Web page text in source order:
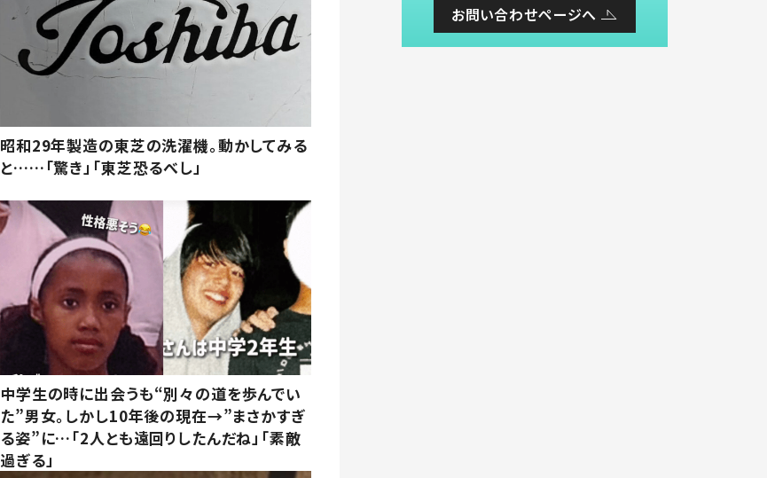
昭和29年製造の東芝の洗濯機。動かしてみる
と……「驚き」「東芝恐るべし」
中学生の時に出会うも“別々の道を歩んでい
た”男女。しかし10年後の現在→”まさかすぎ
る姿”に…「2人とも遠回りしたんだね」「素敵
過ぎる」
お問い合わせページへ